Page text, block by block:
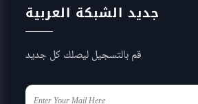
جديد الشبكة العربية
قم بالتسجيل ليصلك كل جديد